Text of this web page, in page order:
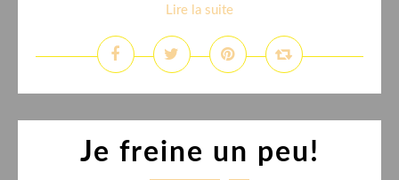
Lire la suite
Je freine un peu!